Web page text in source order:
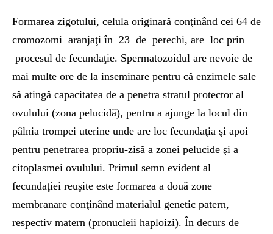
Formarea zigotului, celula originară conţinând cei 64 de
cromozomi aranjaţi în 23 de perechi, are loc prin
procesul de fecundaţie. Spermatozoidul are nevoie de
mai multe ore de la inseminare pentru că enzimele sale
să atingă capacitatea de a penetra stratul protector al
ovulului (zona pelucidă), pentru a ajunge la locul din
pâlnia trompei uterine unde are loc fecundaţia şi apoi
pentru penetrarea propriu-zisă a zonei pelucide şi a
citoplasmei ovulului. Primul semn evident al
fecundaţiei reuşite este formarea a două zone
membranare conţinând materialul genetic patern,
respectiv matern (pronucleii haploizi). În decurs de